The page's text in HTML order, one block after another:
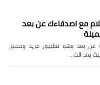
مع اصدقاءك عن بعد
عن بعد وهو تطبيق فريد ومميز
يعد الت…